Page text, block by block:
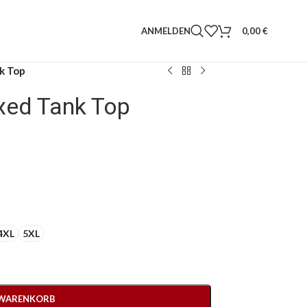
ANMELDEN 0,00€
Top
Tank Top
5XL